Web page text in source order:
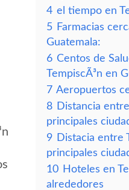
4 el tiempo en
5 Farmacias
Guatemala:
6 Centos de
TempiscÃ³n en
7 Aeropuertos
8 Distancia
principales
9 Distacia entre
principales
10 Hoteles en
alrededores